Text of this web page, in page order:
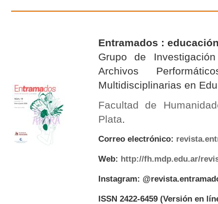
Entramados :
Grupo de
Archivos
Multidisciplinarias en
Facultad de
Plata.
Correo electrónico:
Web: http://fh.mdp.edu.ar/
Instagram:
ISSN 2422-6459(Versión en